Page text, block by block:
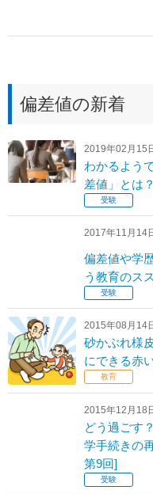
偏差値の新着
2019年02月15
わかるよう
差値」とは？
受験
2017年11月14
偏差値や学
う教育のス
受験
2015年08月14
砂かぶれ様
にできる赤
教育
2015年12月18
どう過ごす
学手続きの
第9回]
受験